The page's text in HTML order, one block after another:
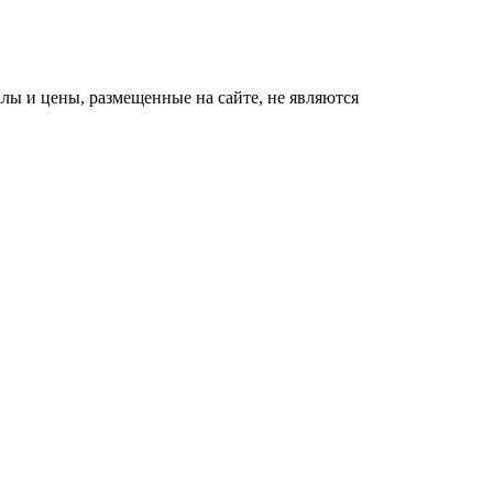
и цены, размещенные на сайте, не являются